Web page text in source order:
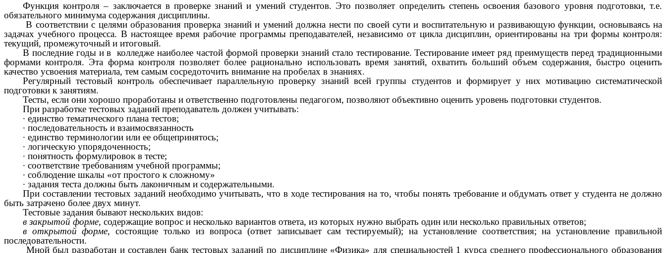
Функция контроля – заключается в проверке знаний и умений студентов. Это позволяет определить степень освоения базового уровня подготовки, т.е.
обязательного минимума содержания дисциплины.
В соответствии с целями образования проверка знаний и умений должна нести по своей сути и воспитательную и развивающую функции, основываясь на
задачах учебного процесса. В настоящее время рабочие программы преподавателей, независимо от цикла дисциплин, ориентированы на три формы контроля:
текущий, промежуточный и итоговый.
В последние годы и в колледже наиболее частой формой проверки знаний стало тестирование. Тестирование имеет ряд преимуществ перед традиционными
формами контроля. Эта форма контроля позволяет более рационально использовать время занятий, охватить больший объем содержания, быстро оценить
качество усвоения материала, тем самым сосредоточить внимание на пробелах в знаниях.
Регулярный тестовый контроль обеспечивает параллельную проверку знаний всей группы студентов и формирует у них мотивацию систематической
подготовки к занятиям.
Тесты, если они хорошо проработаны и ответственно подготовлены педагогом, позволяют объективно оценить уровень подготовки студентов.
При разработке тестовых заданий преподаватель должен учитывать:
∙ единство тематического плана тестов;
∙ последовательность и взаимосвязанность
∙ единство терминологии или ее общепринятось;
∙ логическую упорядоченность;
∙ понятность формулировок в тесте;
∙ соответствие требованиям учебной программы;
∙ соблюдение шкалы «от простого к сложному»
∙ задания теста должны быть лаконичным и содержательными.
При составлении тестовых заданий необходимо учитывать, что в ходе тестирования на то, чтобы понять требование и обдумать ответ у студента не должно
быть затрачено более двух минут.
Тестовые задания бывают нескольких видов:
в закрытой форме, содержащие вопрос и несколько вариантов ответа, из которых нужно выбрать один или несколько правильных ответов;
в открытой форме, состоящие только из вопроса (ответ записывает сам тестируемый); на установление соответствия; на установление правильной
последовательности.
Мной был разработан и составлен банк тестовых заданий по дисциплине «Физика» для специальностей 1 курса среднего профессионального образования